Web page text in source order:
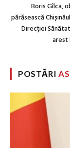
Boris Gîlca,
părăsească
Direcției
arest
POSTĂRI